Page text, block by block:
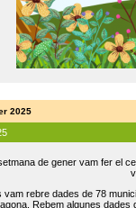
2025
de gener vam fer el
vam rebre dades de 78
Rebem algunes